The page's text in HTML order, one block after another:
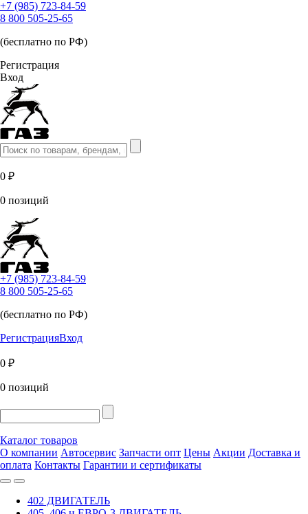
+7 (985) 723-84-59
8 800 505-25-65
(бесплатно по РФ)
Регистрация
Вход
0 ₽
0 позиций
+7 (985) 723-84-59
8 800 505-25-65
(бесплатно по РФ)
РегистрацияВход
0 ₽
0 позиций
Каталог товаров
О компании Автосервис Запчасти опт Цены Акции Доставка и
оплата Контакты Гарантии и сертификаты
402 ДВИГАТЕЛЬ